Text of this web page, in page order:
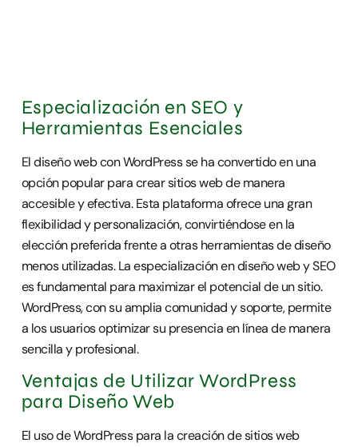
Especialización en SEO y
Herramientas Esenciales
El diseño web con WordPress se ha convertido en una
opción popular para crear sitios web de manera
accesible y efectiva. Esta plataforma ofrece una gran
flexibilidad y personalización, convirtiéndose en la
elección preferida frente a otras herramientas de diseño
menos utilizadas. La especialización en diseño web y SEO
es fundamental para maximizar el potencial de un sitio.
WordPress, con su amplia comunidad y soporte, permite
a los usuarios optimizar su presencia en línea de manera
sencilla y profesional.
Ventajas de Utilizar WordPress
para Diseño Web
El uso de WordPress para la creación de sitios web